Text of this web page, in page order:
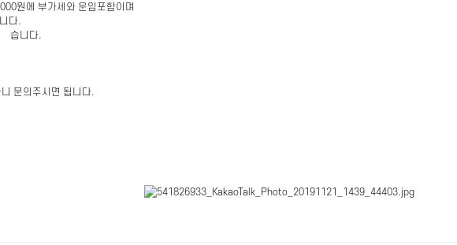
원에 부가세와 운임포함이며
다.
습니다.
문의주시면 됩니다.